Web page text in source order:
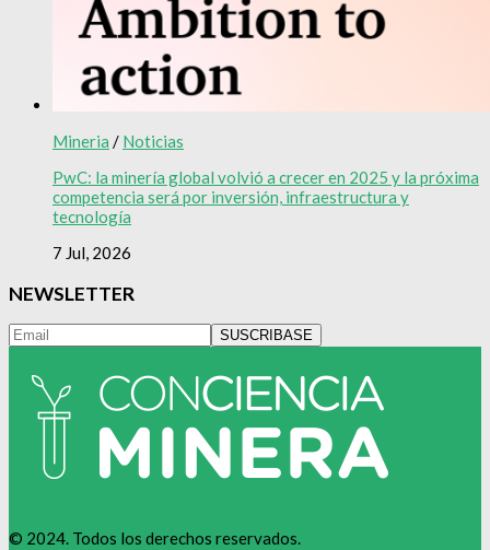
Mineria / Noticias
PwC: la minería global volvió a crecer en 2025 y la próxima
competencia será por inversión, infraestructura y
tecnología
7 Jul, 2026
NEWSLETTER
© 2024. Todos los derechos reservados.